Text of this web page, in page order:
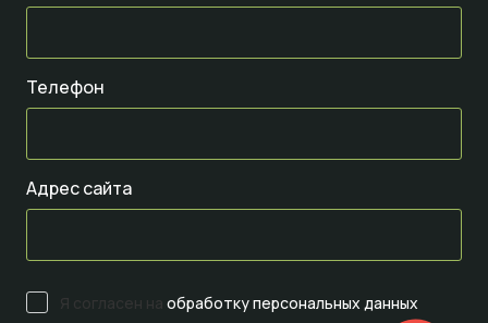
Телефон
Адрес сайта
Я согласен на обработку персональных данных